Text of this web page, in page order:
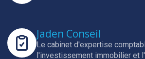
Jaden Conseil
Le cabinet d'expertise
l'investissement immobilier et